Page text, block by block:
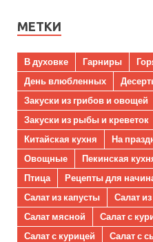
МЕТКИ
В духовке Гарниры
День влюбленных
Закуски из грибов и овощей
Закуски из рыбы и креветок
Китайская кухня
На
Овощные
Пекинская
Птица
Рецепты для
Салат из капусты
Салат
Салат мясной
Салат с
Салат с курицей
Салат с